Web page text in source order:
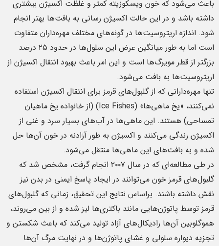
باعث می‌شود که خون ویسکوزیته کمتر و غلظت اکسیژن بیشتری
داشته باشد و در این حالت اکسیژن رسانی به بافت‌ها بهتر انجام
شود. اندازه اریتروسیت‌ها در گونه‌های مختلف مهره‌داران متفاوت
است اما به طور میانگین عرض این سلول‌ها در حدود ۲۵ درصد
بزرگتر از قطر مویرگ‌ها است و این امر باعث بهبود انتقال اکسیژن از
اریتروسیت‌ها به بافت می‌شود.
تنها مهره‌دارانی که از گلبول‌های قرمز برای انتقال اکسیژن استفاده
نمی‌کنند، «یخ ماهی‌ها» (Ice Fishes) (از خانواده یخ ماهیان
تمساحی) هستند. این ماهی‌ها در آب‌های بسیار سرد و غنی از
اکسیژن زندگی می‌کنند و اکسیژن به طور آزادنه در خون آن‌ها حل
شده و به بافت‌های این ماهی‌ها منتقل می‌شود.
در طی مطالعه‌ای که در سال ۲۰۰۷ انجام گرفت، مشخص شد که
گلبول‌های قرمز خون می‌توانند در ایجاد پاسخ ایمنی در بدن نیز
نقش داشته باشند. براساس نتایج این تحقیق، زمانی که گلبول‌های
قرمز توسط پاتوژن‌هایی مانند باکتری‌ها لیز شده و از بین می‌روند،
هموگلوبین‌ آن‌ها رادیکال‌های آزاد تولید می‌کند که باعث شکستن و
تجزیه دیواره سلولی و غشای پاتوژن‌ها و در نهایت مرگ آن‌ها